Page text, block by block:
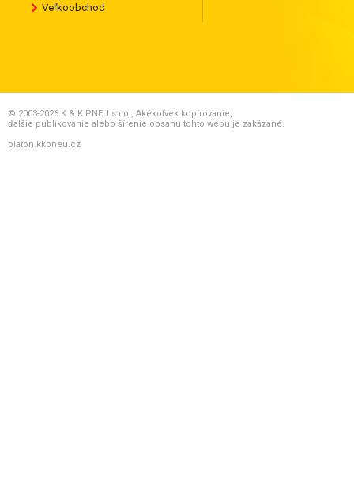
Veľkoobchod
© 2003-2026 K & K PNEU s.r.o., Akékoľvek kopírovanie,
ďalšie publikovanie alebo šírenie obsahu tohto webu je zakázané.
platon.kkpneu.cz